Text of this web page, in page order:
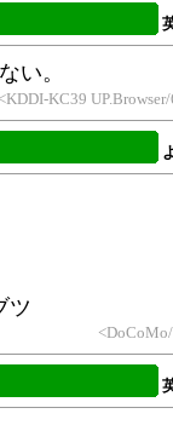
い。
<KDDI-KC39
ツ